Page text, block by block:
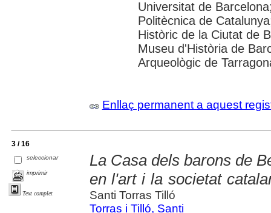
Universitat de
Politècnica de
Històric de la Ciutat de
Museu d'Història de
Arqueològic de
Enllaç permanent a aquest
3 / 16
seleccionar
imprimir
Text complet
La Casa dels barons de
en l'art i la societat
Santi Torras Tilló
Torras i Tilló, Santi